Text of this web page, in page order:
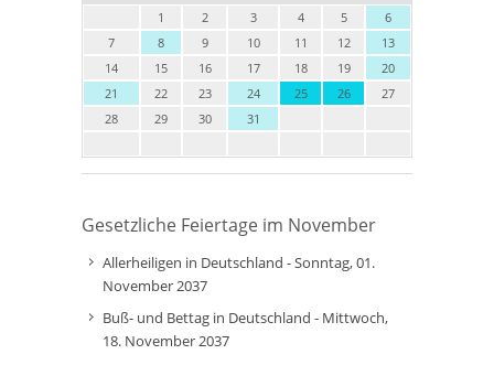
1
2 3 4 5
6
7
8 9 10 11 12
13
14
15 16 17 18 19
20
21
22 23 24 25 26
27
28
29 30 31
Gesetzliche Feiertage im November
Allerheiligen in Deutschland - Sonntag, 01.
November 2037
Buß- und Bettag in Deutschland - Mittwoch,
18. November 2037